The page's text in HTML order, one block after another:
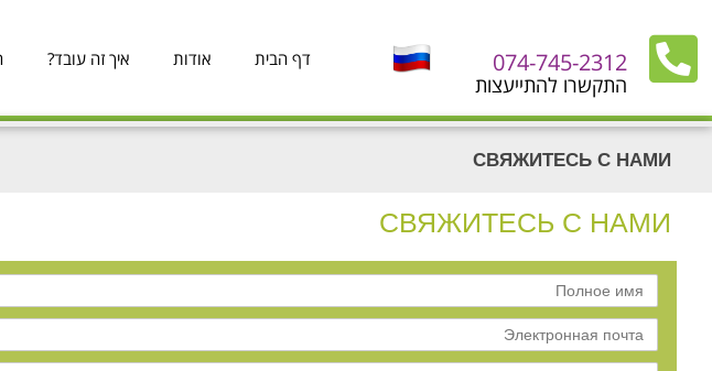
074-745-2312
התקשרו להתייעצות
דף הבית אודות איך זה עובד?
СВЯЖИТЕСЬ С НАМИ
СВЯЖИТЕСЬ С НАМИ
Полное
имя
Электронная
почта